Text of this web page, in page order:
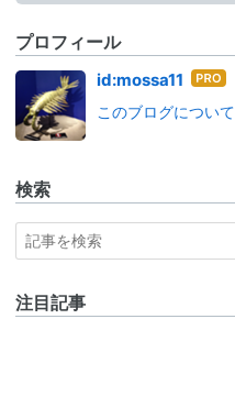
プロフィール
id:mossa11 はて
ログ
このブログについて
検索
注目記事